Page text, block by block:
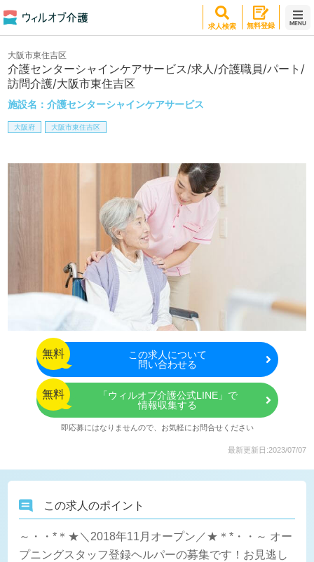
求人検索 無料登録 MENU
介護センターシャインケアサービス/求人/介護職員/パート/
訪問介護/大阪市東住吉区
施設名：介護センターシャインケアサービス
大阪市東住吉区
大阪府 大阪市東住吉区
無料 この求人について
問い合わせる
無料
「ウィルオブ介護公式LINE」で
情報収集する
即応募にはなりませんので、お気軽にお問合せください
最新更新日:2023/07/07
この求人のポイント
～・・*＊★＼2018年11月オープン／★＊*・・～ オー
プニングスタッフ登録ヘルパーの募集です！お見逃し